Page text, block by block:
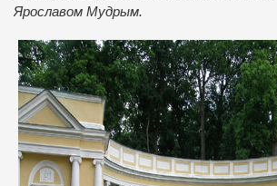
Ярославом Мудрым.